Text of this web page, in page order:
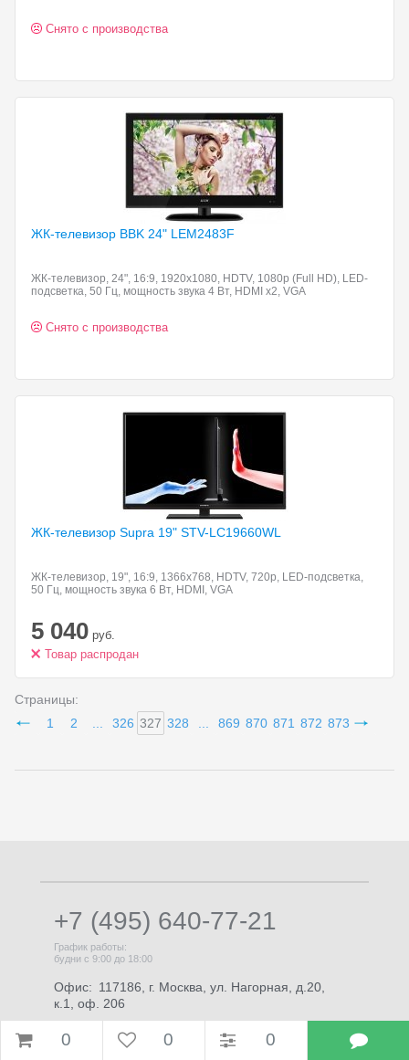
0 0
0
Снято с производства
ЖК-телевизор BBK 24" LEM2483F
ЖК-телевизор, 24", 16:9, 1920x1080, HDTV, 1080p (Full HD), LED-
подсветка, 50 Гц, мощность звука 4 Вт, HDMI x2, VGA
Снято с производства
ЖК-телевизор Supra 19" STV-LC19660WL
ЖК-телевизор, 19", 16:9, 1366x768, HDTV, 720p, LED-подсветка,
50 Гц, мощность звука 6 Вт, HDMI, VGA
5 040 руб.
Товар распродан
Страницы:
1
2 326 327 328 869 870 871 872 873
+7 (495) 640-77-21
График работы:
будни с 9:00 до 18:00
Офис: 117186, г. Москва, ул. Нагорная, д.20,
к.1, оф. 206
E-mail: info@brigo.ru